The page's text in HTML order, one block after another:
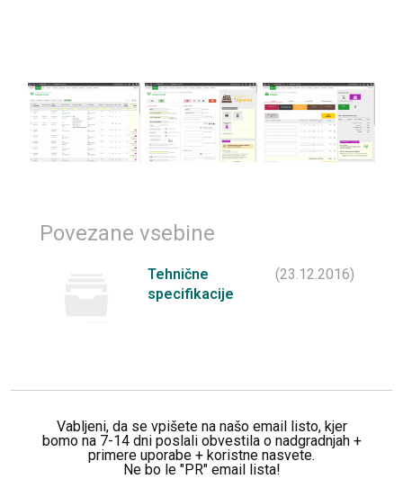
Povezane vsebine
Tehnične
specifikacije
(23.12.2016)
Vabljeni, da se vpišete na našo email listo, kjer
bomo na 7-14 dni poslali obvestila o nadgradnjah +
primere uporabe + koristne nasvete.
Ne bo le "PR" email lista!